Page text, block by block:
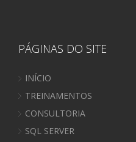
PÁGINAS DO SITE
INÍCIO
TREINAMENTOS
CONSULTORIA
SQL SERVER